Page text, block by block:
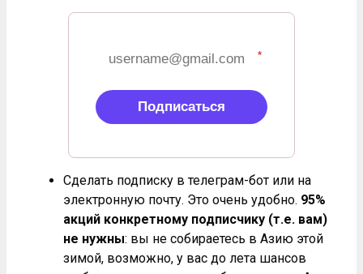
*
Подписаться
Сделать подписку в телеграм-бот или на
электронную почту. Это очень удобно. 95%
акций конкретному подписчику (т.е. вам)
не нужны: вы не собираетесь в Азию этой
зимой, возможно, у вас до лета шансов